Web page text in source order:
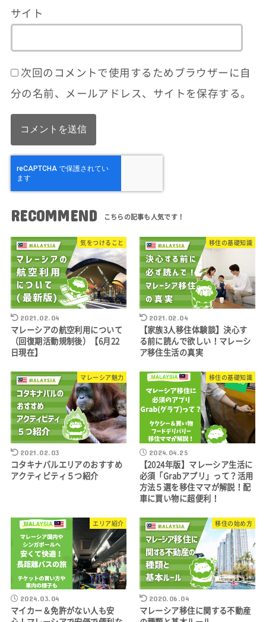
サイト
次回のコメントで使用するためブラウザーに自
分の名前、メールアドレス、サイトを保存する。
RECOMMEND
気をつけること
2021.02.04
マレーシアの航空利用について
（回復期活動規制後）【6月22
日現在】
移住の基礎知識
2021.02.04
【家族3人移住体験談】決心す
る前に読んで欲しい！マレーシ
ア移住生活の真実
マレーシア魅力
2021.02.03
コタキナバルエリアのおすすめ
アクティビティ５つ紹介
移住の基礎知識
2024.04.25
【2024年版】マレーシア生活に
必須「Grabアプリ」って？活用
方法５選を移住ママが解説！配
車に買い物に超便利！
エリア紹介
2024.03.04
マイカー＆免許がない人も安
移住の始め方
2020.06.04
マレーシア移住に関する不動産